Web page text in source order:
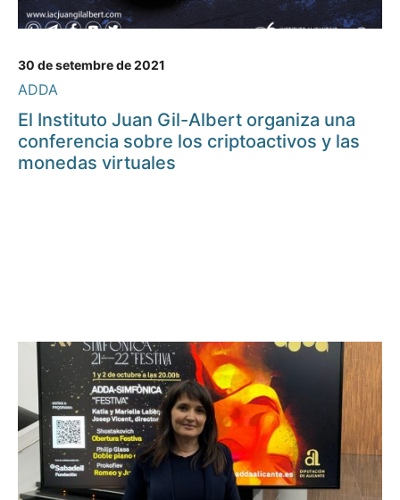
30 de setembre de 2021
ADDA
El Instituto Juan Gil-Albert organiza una
conferencia sobre los criptoactivos y las
monedas virtuales